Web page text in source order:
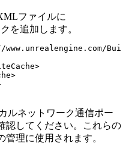
ファイルに
を追加します。
ルネットワーク通信ポー
認してください。これらの
理に使用されます。